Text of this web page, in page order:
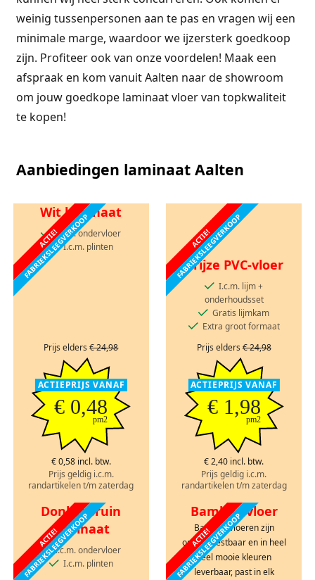
weinig tussenpersonen aan te pas en vragen wij een
minimale marge, waardoor we ijzersterk goedkoop
zijn. Profiteer ook van onze voordelen! Maak een
afspraak en kom vanuit Aalten naar de showroom
om jouw goedkope laminaat vloer van topkwaliteit
te kopen!
Aanbiedingen laminaat Aalten
ACTIE!
FABRIEKSLEEGVERKOOP
Wit laminaat
I.c.m. ondervloer
I.c.m. plinten
Prijs elders€ 24,98
ACTIEPRIJS VANAF
€ 0,48
pm2
€ 0,58 incl. btw.
Prijs geldig i.c.m.
randartikelen t/m zaterdag
ACTIE!
FABRIEKSLEEGVERKOOP
Grijze PVC-vloer
I.c.m. lijm +
onderhoudsset
Gratis lijmkam
Extra groot formaat
Prijs elders€ 24,98
ACTIEPRIJS VANAF
€ 1,98
pm2
€ 2,40 incl. btw.
Prijs geldig i.c.m.
randartikelen t/m zaterdag
ACTIE!
FABRIEKSLEEGVERKOOP
Donkerbruin
laminaat
I.c.m. ondervloer
I.c.m. plinten
ACTIE!
FABRIEKSLEEGVERKOOP
Bamboe vloer
Bamboe vloeren zijn
onverwoestbaar en in heel
veel mooie kleuren
leverbaar, past in elk